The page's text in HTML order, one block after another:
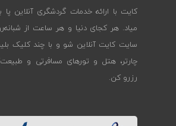
کایت با ارائه خدمات گردشگری آنلاین
میاد. هر کجای دنیا و هر ساعت از
سایت کایت آنلاین شو و با چند کلیک
چارتر، هتل و تورهای مسافرتی و
رزرو کن.